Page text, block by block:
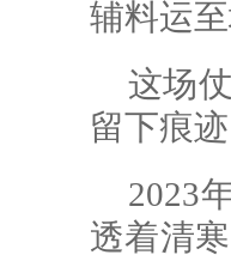
辅料运至
这场
留下痕
2023
透着清